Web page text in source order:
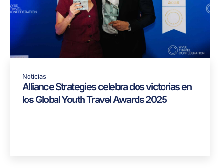
Noticias
Alliance Strategies celebra dos victorias en
los Global Youth Travel Awards 2025